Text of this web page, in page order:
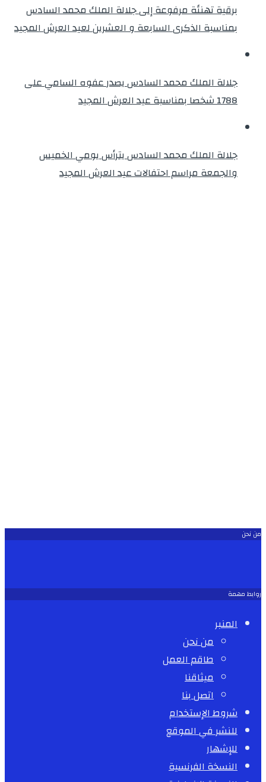
برقية تهنئة مرفوعة إلى جلالة الملك محمد السادس
بمناسبة الذكرى السابعة و العشرين لعيد العرش المجيد
جلالة الملك محمد السادس يصدر عفوه السامي على
1788 شخصا بمناسبة عيد العرش المجيد
جلالة الملك محمد السادس يترأس يومي الخميس
والجمعة مراسم احتفالات عيد العرش المجيد
من نحن
روابط مهمة
المنبر
من نحن
طاقم العمل
ميثاقنا
اتصل بنا
شروط الإستخدام
للنشر في الموقع
للإشهار
النسخة الفرنسية